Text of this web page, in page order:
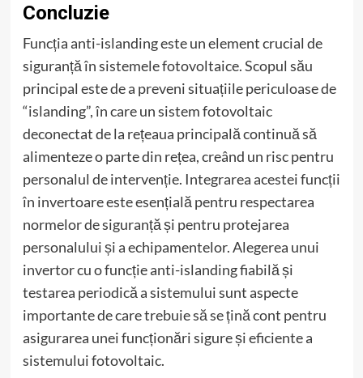
Concluzie
Funcția anti-islanding este un element crucial de
siguranță în sistemele fotovoltaice. Scopul său
principal este de a preveni situațiile periculoase de
“islanding”, în care un sistem fotovoltaic
deconectat de la rețeaua principală continuă să
alimenteze o parte din rețea, creând un risc pentru
personalul de intervenție. Integrarea acestei funcții
în invertoare este esențială pentru respectarea
normelor de siguranță și pentru protejarea
personalului și a echipamentelor. Alegerea unui
invertor cu o funcție anti-islanding fiabilă și
testarea periodică a sistemului sunt aspecte
importante de care trebuie să se țină cont pentru
asigurarea unei funcționări sigure și eficiente a
sistemului fotovoltaic.